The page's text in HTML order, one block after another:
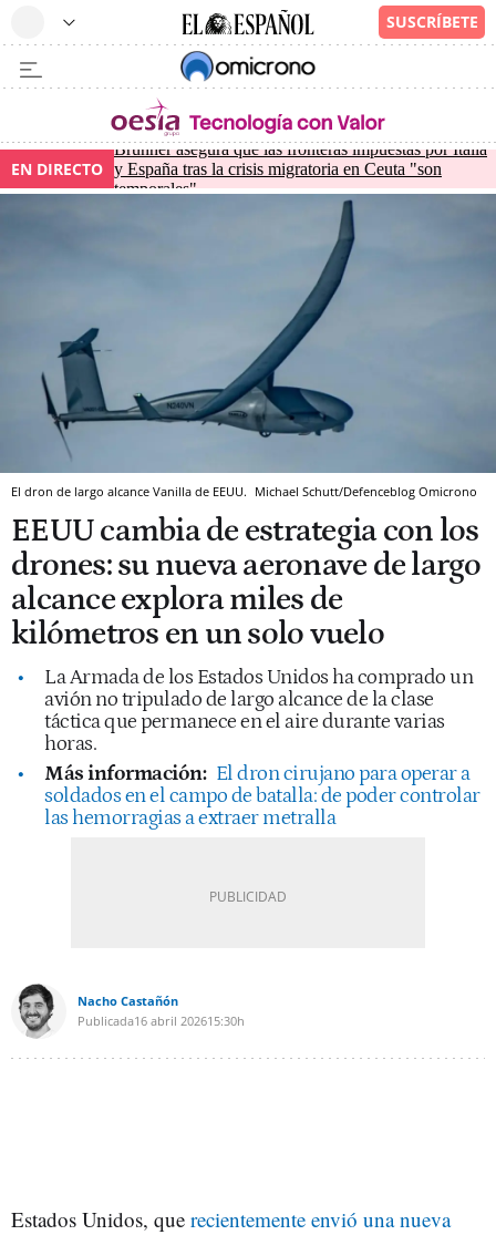
EN DIRECTO
Brunner asegura que las fronteras impuestas por Italia
y España tras la crisis migratoria en Ceuta "son
temporales"
El dron de largo alcance Vanilla de EEUU. Michael Schutt/Defenceblog Omicrono
EEUU cambia de estrategia con los
drones: su nueva aeronave de largo
alcance explora miles de
kilómetros en un solo vuelo
La Armada de los Estados Unidos ha comprado un
avión no tripulado de largo alcance de la clase
táctica que permanece en el aire durante varias
horas.
Más información: El dron cirujano para operar a
soldados en el campo de batalla: de poder controlar
las hemorragias a extraer metralla
Nacho Castañón
Publicada16 abril 202615:30h
Estados Unidos, que recientemente envió una nueva